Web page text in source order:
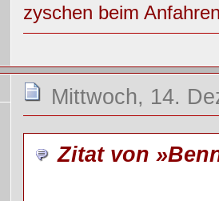
zyschen beim
Mittwoch, 14.
Zitat von